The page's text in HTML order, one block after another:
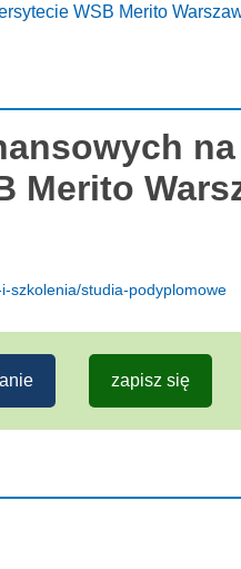
WSB Merito
na
Merito
szkolenia/studia-podyplomowe
zapisz się